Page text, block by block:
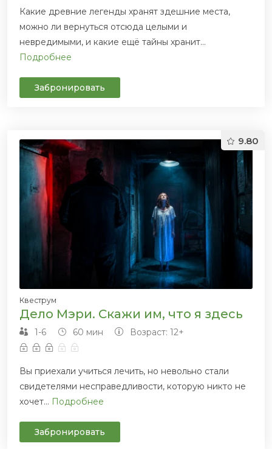
Какие древние легенды хранят здешние места,
можно ли вернуться отсюда целыми и
невредимыми, и какие ещё тайны хранит...
Подробнее
Забронировать
9.80
Квеструм
Дело Мэри. Скажи им, что я здесь
1-6 60 мин Возраст: 12+
Вы приехали учиться лечить, но невольно стали
свидетелями несправедливости, которую никто не
хочет... Подробнее
Забронировать